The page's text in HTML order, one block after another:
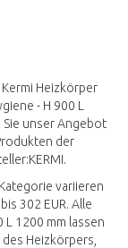
Heizkörper
- H 900 L
unser Angebot
der
variieren
302 EUR. Alle
L 1200 mm lassen
Heizkörpers,